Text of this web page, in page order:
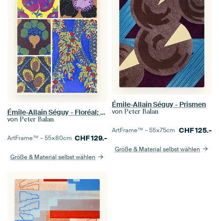
Émile-Allain Séguy - Floréal; neue Designs & Farben
von Peter Balan
ArtFrame™ –55×80cm CHF129.-
Größe & Material selbst wählen
Émile-Allain Séguy - Prismen
von Peter Balan
ArtFrame™ –55×75cm CHF125.-
Größe & Material selbst wählen